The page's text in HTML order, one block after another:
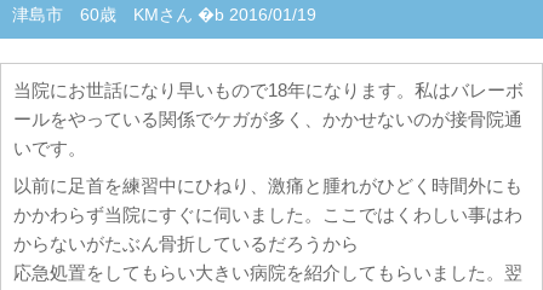
津島市 60歳 KMさん �b 2016/01/19
当院にお世話になり早いもので18年になります。私はバレーボ
ールをやっている関係でケガが多く、かかせないのが接骨院通
いです。
以前に足首を練習中にひねり、激痛と腫れがひどく時間外にも
かかわらず当院にすぐに伺いました。ここではくわしい事はわ
からないがたぶん骨折しているだろうから
応急処置をしてもらい大きい病院を紹介してもらいました。翌